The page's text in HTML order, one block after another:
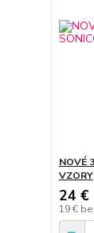
NOVÉ
VZORY
24 €
19 €